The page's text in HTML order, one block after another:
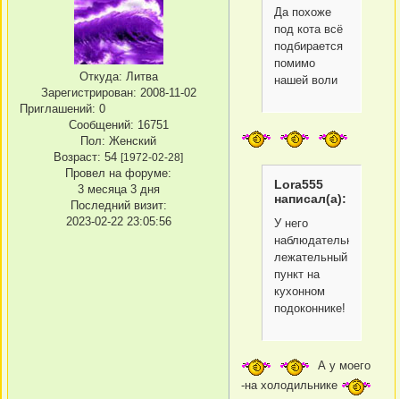
Откуда: Литва
Зарегистрирован: 2008-11-02
Приглашений: 0
Сообщений: 16751
Пол: Женский
Возраст: 54 [1972-02-28]
Провел на форуме:
3 месяца 3 дня
Последний визит:
2023-02-22 23:05:56
Да похоже
под кота всё
подбирается
помимо
нашей воли
Lora555
написал(а):
У него
наблюдательно-
лежательный
пункт на
кухонном
подоконнике!
А у моего
-на холодильнике